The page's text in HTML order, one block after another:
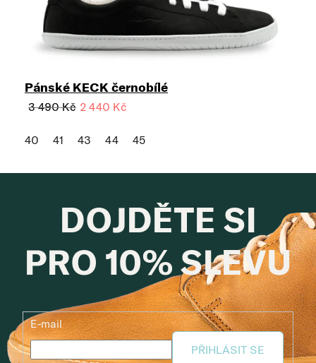
Pánské KECK černobílé
3 490 Kč 2 440 Kč
40 41 43 44 45
DOJDĚTE SI
PRO 10% SLEVU
E-mail
PŘIHLÁSIT SE